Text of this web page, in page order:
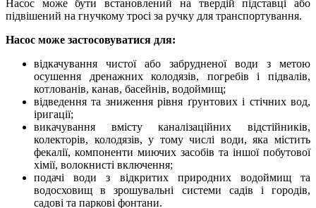
Насос може бути встановлений на твердій підставці або
підвішений на гнучкому тросі за ручку для транспортування.
Насос може застосовуватися для:
відкачування чистої або забрудненої води з метою
осушення дренажних колодязів, погребів і підвалів,
котлованів, канав, басейнів, водоймищ;
відведення та зниження рівня ґрунтових і стічних вод,
іригації;
викачування вмісту каналізаційних відстійників,
колекторів, колодязів, у тому числі води, яка містить
фекалії, компоненти миючих засобів та іншої побутової
хімії, волокнисті включення;
подачі води з відкритих природних водоймищ та
водосховищ в зрошувальні системи садів і городів,
садові та паркові фонтани.